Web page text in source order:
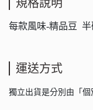
規格說明
每款風味-精品豆 半
運送方式
獨立出貨是分別由「